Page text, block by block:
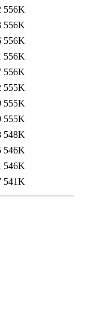
556K
556K
556K
556K
556K
555K
555K
555K
548K
546K
546K
541K